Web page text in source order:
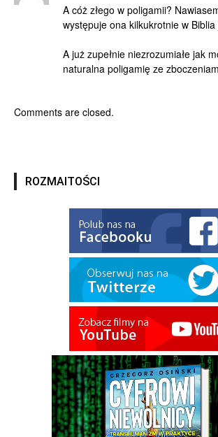
A cóż złego w poligamii?
występuje ona kilkukrotnie w
A już zupełnie niezrozumiałe jak
naturalna poligamię ze
Comments are closed.
ROZMAITOŚCI